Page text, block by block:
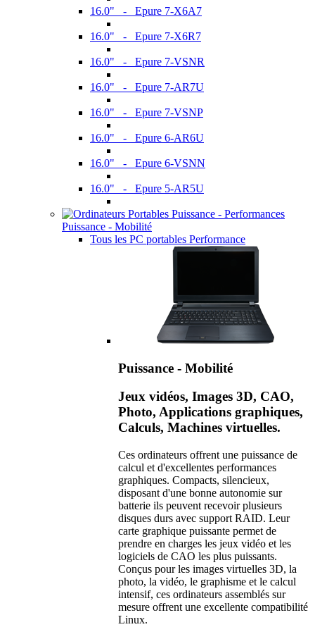
16.0" - Epure 7-X6A7
16.0" - Epure 7-X6R7
16.0" - Epure 7-VSNR
16.0" - Epure 7-AR7U
16.0" - Epure 7-VSNP
16.0" - Epure 6-AR6U
16.0" - Epure 6-VSNN
16.0" - Epure 5-AR5U
Puissance - Mobilité
Tous les PC portables Performance
Puissance - Mobilité
Jeux vidéos, Images 3D, CAO,
Photo, Applications graphiques,
Calculs, Machines virtuelles.
Ces ordinateurs offrent une puissance de
calcul et d'excellentes performances
graphiques. Compacts, silencieux,
disposant d'une bonne autonomie sur
batterie ils peuvent recevoir plusieurs
disques durs avec support RAID. Leur
carte graphique puissante permet de
prendre en charges les jeux vidéo et les
logiciels de CAO les plus puissants.
Conçus pour les images virtuelles 3D, la
photo, la vidéo, le graphisme et le calcul
intensif, ces ordinateurs assemblés sur
mesure offrent une excellente compatibilité
Linux.